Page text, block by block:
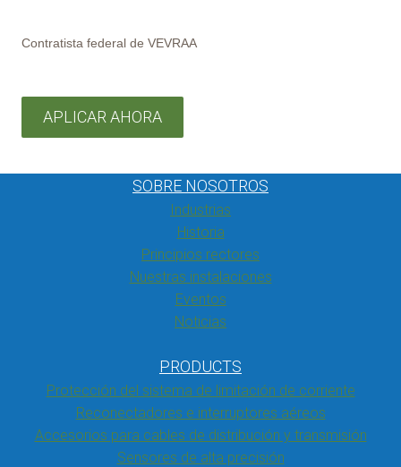
Contratista federal de VEVRAA
APLICAR AHORA
SOBRE NOSOTROS
Industrias
Historia
Principios rectores
Nuestras instalaciones
Eventos
Noticias
PRODUCTS
Protección del sistema de limitación de corriente
Reconectadores e interruptores aéreos
Accesorios para cables de distribución y transmisión
Sensores de alta precisión